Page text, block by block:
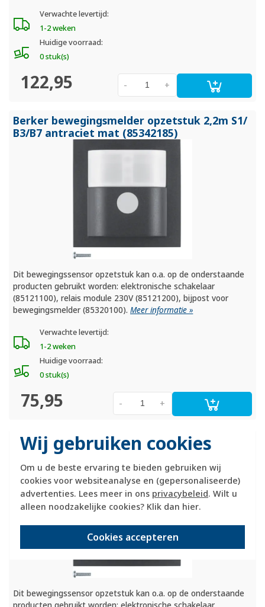
Wij gebruiken cookies
Om u de beste ervaring te bieden gebruiken wij
cookies voor websiteanalyse en (gepersonaliseerde)
advertenties. Lees meer in ons privacybeleid. Wilt u
alleen noodzakelijke cookies? Klik dan hier.
Cookies accepteren
Verwachte levertijd:
1-2 weken
Huidige voorraad:
0 stuk(s)
122,95 +
-
Berker bewegingsmelder opzetstuk 2,2m S1/
B3/B7 antraciet mat (85342185)
Dit bewegingssensor opzetstuk kan o.a. op de onderstaande
producten gebruikt worden: elektronische schakelaar
(85121100), relais module 230V (85121200), bijpost voor
bewegingsmelder (85320100).Meer informatie »
Verwachte levertijd:
1-2 weken
Huidige voorraad:
0 stuk(s)
75,95 +
-
Berker bewegingsmelder opzetstuk 2,2m
comfort S1/B3/ B7 antraciet mat (85342285)
Dit bewegingssensor opzetstuk kan o.a. op de onderstaande